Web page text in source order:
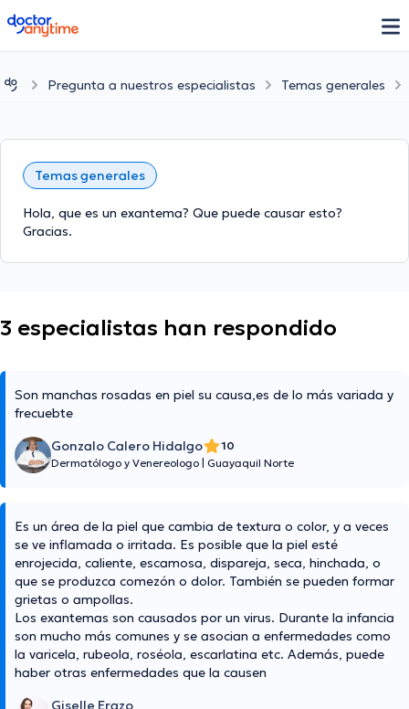
doctoranytime
Pregunta a nuestros especialistas Temas generales
Temas generales
Hola, que es un exantema? Que puede causar esto?
Gracias.
3 especialistas han respondido
Son manchas rosadas en piel su causa,es de lo más variada y
frecuebte
Gonzalo Calero Hidalgo
10
Dermatólogo y Venereologo Guayaquil Norte
Es un área de la piel que cambia de textura o color, y a veces
se ve inflamada o irritada. Es posible que la piel esté
enrojecida, caliente, escamosa, dispareja, seca, hinchada, o
que se produzca comezón o dolor. También se pueden formar
grietas o ampollas.
Los exantemas son causados por un virus. Durante la infancia
son mucho más comunes y se asocian a enfermedades como
la varicela, rubeola, roséola, escarlatina etc. Además, puede
haber otras enfermedades que la causen
Giselle Erazo